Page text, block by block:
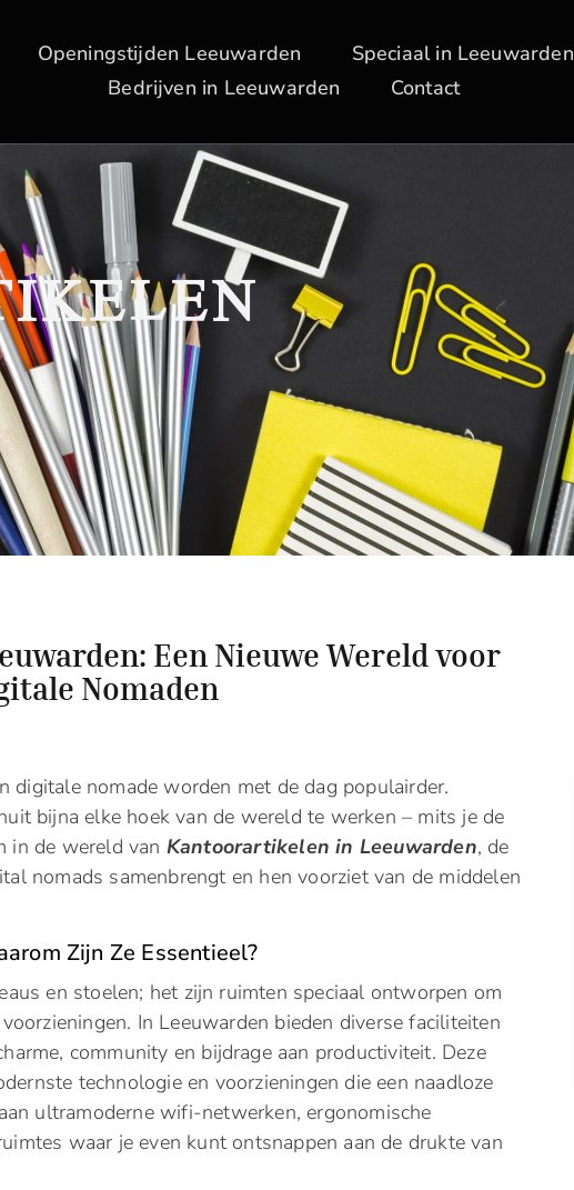
Openingstijden Leeuwarden Speciaal in Leeuwarden
Bedrijven in Leeuwarden
Contact
Een Nieuwe Wereld voor
Nomaden
digitale nomade worden met de dag populairder.
bijna elke hoek van de wereld te werken – mits je de
in de wereld van Kantoorartikelen in Leeuwarden, de
nomads samenbrengt en hen voorziet van de middelen
Zijn Ze Essentieel?
en stoelen; het zijn ruimten speciaal ontworpen om
In Leeuwarden bieden diverse faciliteiten
community en bijdrage aan productiviteit. Deze
technologie en voorzieningen die een naadloze
ultramoderne wifi-netwerken, ergonomische
waar je even kunt ontsnappen aan de drukte van